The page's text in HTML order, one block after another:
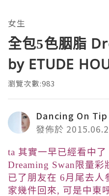
女生
全包5色胭脂
by ETUDE
瀏覽次數:983
Dancing On
發佈於
ta 其實一早已經看中了
Dreaming Swan限量彩
已了朋友在 6月尾去人
家幾件回來, 可是中東